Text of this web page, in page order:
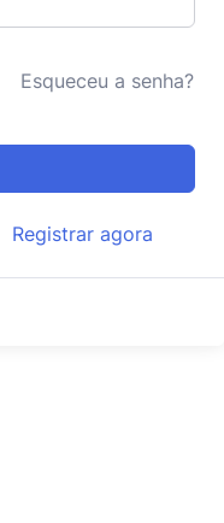
Esqueceu a senha?
Registrar agora